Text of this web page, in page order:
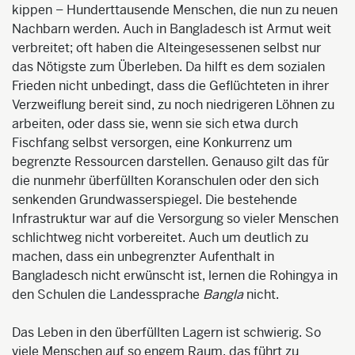
kippen – Hunderttausende Menschen, die nun zu neuen
Nachbarn werden. Auch in Bangladesch ist Armut weit
verbreitet; oft haben die Alteingesessenen selbst nur
das Nötigste zum Überleben. Da hilft es dem sozialen
Frieden nicht unbedingt, dass die Geflüchteten in ihrer
Verzweiflung bereit sind, zu noch niedrigeren Löhnen zu
arbeiten, oder dass sie, wenn sie sich etwa durch
Fischfang selbst versorgen, eine Konkurrenz um
begrenzte Ressourcen darstellen. Genauso gilt das für
die nunmehr überfüllten Koranschulen oder den sich
senkenden Grundwasserspiegel. Die bestehende
Infrastruktur war auf die Versorgung so vieler Menschen
schlichtweg nicht vorbereitet. Auch um deutlich zu
machen, dass ein unbegrenzter Aufenthalt in
Bangladesch nicht erwünscht ist, lernen die Rohingya in
den Schulen die Landessprache Banglanicht.
Das Leben in den überfüllten Lagern ist schwierig. So
viele Menschen auf so engem Raum, das führt zu